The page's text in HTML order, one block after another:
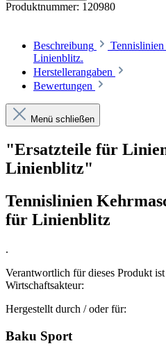
Produktnummer: 120980
Beschreibung
Linienblitz.
Herstellerangaben
Bewertungen
Menü schließen
"Ersatzteile für
Linienblitz"
Tennislinien
für Linienblitz
.
Verantwortlich für dieses Produkt
Wirtschaftsakteur:
Hergestellt durch / oder für:
Baku Sport